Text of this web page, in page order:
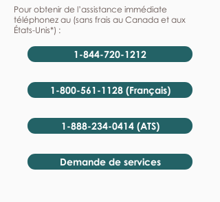
Pour obtenir de l’assistance immédiate
téléphonez au (sans frais au Canada et aux
États-Unis*) :
1-844-720-1212
1-800-561-1128 (Français)
1-888-234-0414 (ATS)
Demande de services